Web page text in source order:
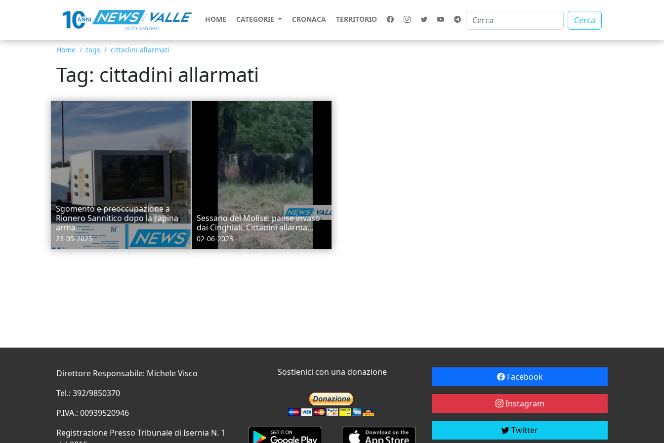
HOME CATEGORIE CRONACA TERRITORIO Cerca
Home tags cittadini allarmati
Tag: cittadini allarmati
Sgomento e preoccupazione a
Rionero Sannitico dopo la rapina
arma...
23-05-2025
Sessano del Molise: paese invaso
dai Cinghiali. Cittadini allarma...
02-06-2023
Direttore Responsabile: Michele Visco
Tel.: 392/9850370
P.IVA.: 00939520946
Registrazione Presso Tribunale di Isernia N. 1
Sostienici con una donazione Facebook
Instagram
Twitter